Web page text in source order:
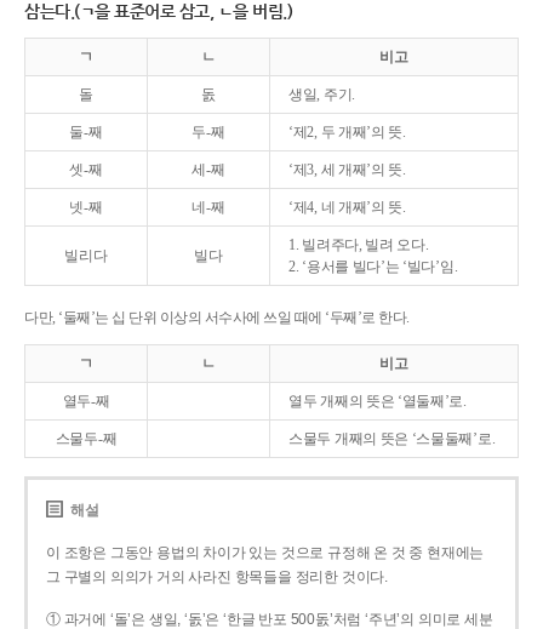
삼는다.(ㄱ을 표준어로 삼고, ㄴ을 버림.)
ㄱ ㄴ 비고
돌 돐 생일, 주기.
둘-째 두-째 ‘제2, 두 개째’의 뜻.
셋-째 세-째 ‘제3, 세 개째’의 뜻.
넷-째 네-째 ‘제4, 네 개째’의 뜻.
빌리다 빌다
1. 빌려주다, 빌려 오다.
2. ‘용서를 빌다’는 ‘빌다’임.
다만, ‘둘째’는 십 단위 이상의 서수사에 쓰일 때에 ‘두째’로 한다.
ㄱ ㄴ 비고
열두-째 열두 개째의 뜻은 ‘열둘째’로.
스물두-째 스물두 개째의 뜻은 ‘스물둘째’로.
해설
이 조항은 그동안 용법의 차이가 있는 것으로 규정해 온 것 중 현재에는
그 구별의 의의가 거의 사라진 항목들을 정리한 것이다.
① 과거에 ‘돌’은 생일, ‘돐’은 ‘한글 반포 500돐’처럼 ‘주년’의 의미로 세분